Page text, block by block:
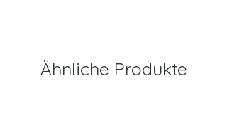
Ähnliche Produkte